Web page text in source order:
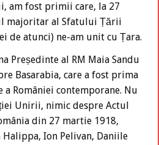
am fost primii care, la 27
majoritar al Sfatului Țării
de atunci) ne-am unit cu Țara.
Președinte al RM Maia Sandu
Basarabia, care a fost prima
României contemporane. Nu
Unirii, nimic despre Actul
din 27 martie 1918,
Halippa, Ion Pelivan, Daniile